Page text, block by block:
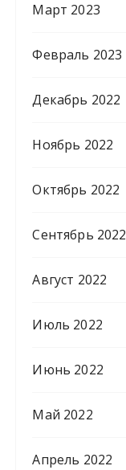
Март 2023
Февраль 2023
Декабрь 2022
Ноябрь 2022
Октябрь 2022
Сентябрь 2022
Август 2022
Июль 2022
Июнь 2022
Май 2022
Апрель 2022